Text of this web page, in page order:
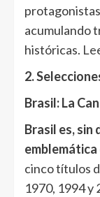
acumulando
históricas.
2.
Brasil: La
Brasil es, sin
cinco títulos
1970, 1994 y